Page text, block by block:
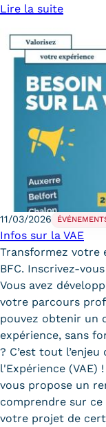
Lire la suite
11/03/2026
Infos sur la VAE
Transformez votre
BFC. Inscrivez-
Vous avez
votre parcours
pouvez obtenir un
expérience, sans
? C’est tout
l'Expérience (VAE)
vous propose un
comprendre sur
votre projet de